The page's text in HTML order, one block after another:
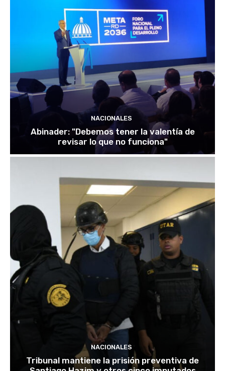
NACIONALES
Abinader: "Debemos tener la valentía de
revisar lo que no funciona"
NACIONALES
Tribunal mantiene la prisión preventiva de